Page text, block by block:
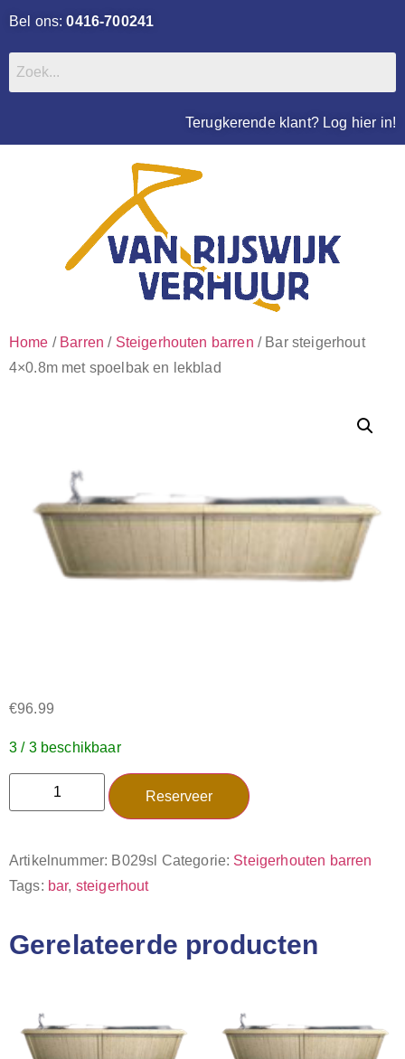
Bel ons:0416-700241
Terugkerende klant? Log hier in!
Home / Barren / Steigerhouten barren / Bar steigerhout
4×0.8m met spoelbak en lekblad
€96.99
3 / 3 beschikbaar
Reserveer
Artikelnummer: B029sl Categorie: Steigerhouten barren
Tags: bar, steigerhout
Gerelateerde producten